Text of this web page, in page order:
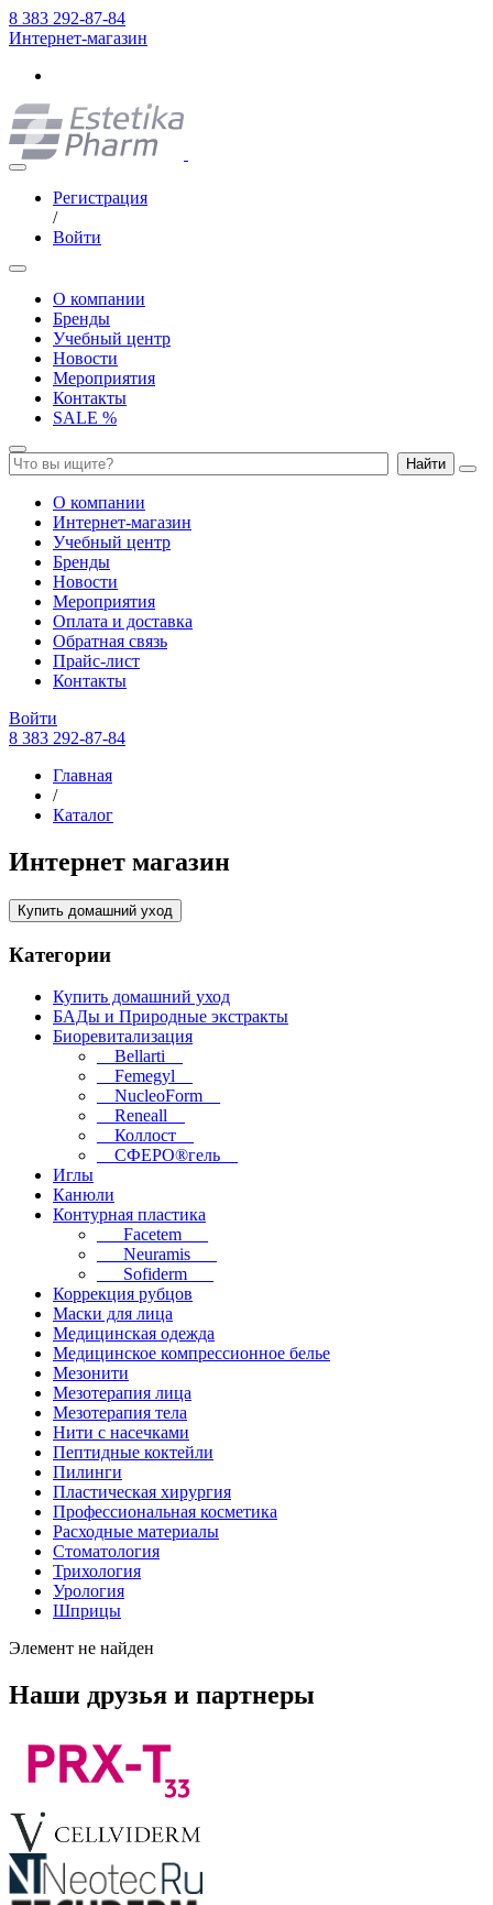
8 383 292-87-84
Интернет-магазин
Регистрация
/
Войти
О компании
Бренды
Учебный центр
Новости
Мероприятия
Контакты
SALE %
Найти
О компании
Интернет-магазин
Учебный центр
Бренды
Новости
Мероприятия
Оплата и доставка
Обратная связь
Прайс-лист
Контакты
Войти
8 383 292-87-84
Главная
/
Каталог
Интернет магазин
Купить домашний уход
Категории
Купить домашний уход
БАДы и Природные экстракты
Биоревитализация
__Bellarti__
__Femegyl__
__NucleoForm__
__Reneall__
__Коллост__
__СФЕРО®гель__
Иглы
Канюли
Контурная пластика
___Facetem___
___Neuramis___
___Sofiderm___
Коррекция рубцов
Маски для лица
Медицинская одежда
Медицинское компрессионное белье
Мезонити
Мезотерапия лица
Мезотерапия тела
Нити с насечками
Пептидные коктейли
Пилинги
Пластическая хирургия
Профессиональная косметика
Расходные материалы
Стоматология
Трихология
Урология
Шприцы
Элемент не найден
Наши друзья и партнеры